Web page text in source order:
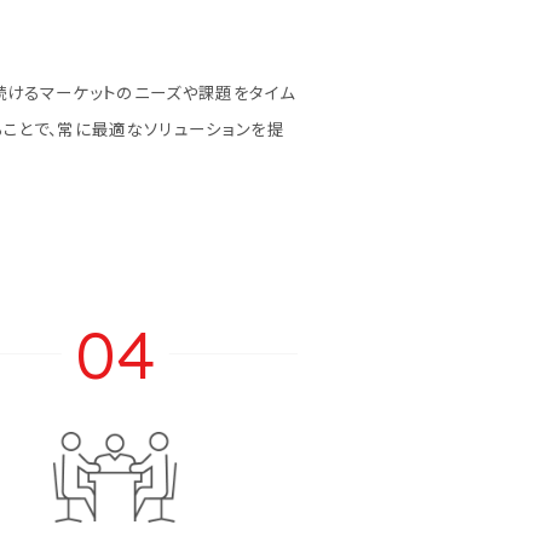
るマーケットのニーズや課題をタイム
とで、常に最適なソリューションを提
04